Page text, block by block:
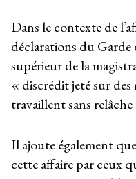
Dans le contexte de
déclarations du Garde
supérieur de la
« discrédit jeté sur
travaillent sans
Il ajoute également
cette affaire par ceux